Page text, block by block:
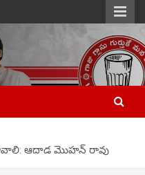
కావాలి: ఆదాడ మొహన్ రావు